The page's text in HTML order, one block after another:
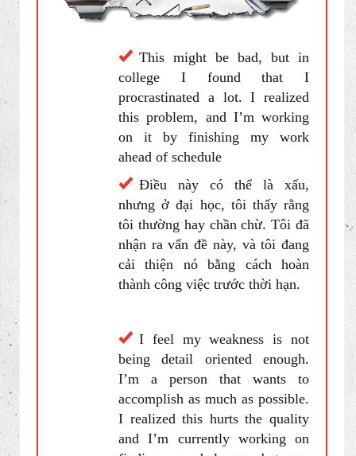
Điểm yếu của bạn là gì ?
What are your weaknesses?
college I found that I
procrastinated a lot. I realized
this problem, and I’m working
on it by finishing my work
ahead of schedule
Điều này có thể là xấu,